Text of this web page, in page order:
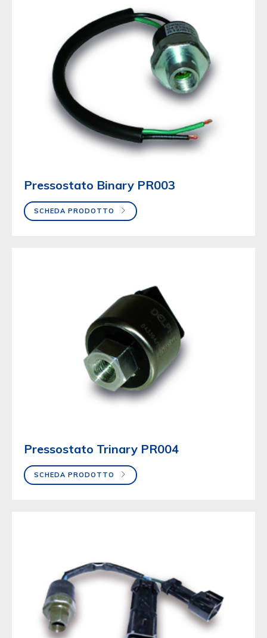
Pressostato Binary PR003
SCHEDA PRODOTTO
Pressostato Trinary PR004
SCHEDA PRODOTTO